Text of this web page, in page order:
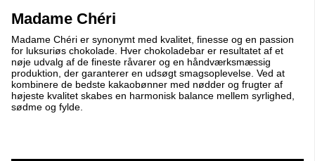
Madame Chéri
Madame Chéri er synonymt med kvalitet, finesse og en passion
for luksuriøs chokolade. Hver chokoladebar er resultatet af et
nøje udvalg af de fineste råvarer og en håndværksmæssig
produktion, der garanterer en udsøgt smagsoplevelse. Ved at
kombinere de bedste kakaobønner med nødder og frugter af
højeste kvalitet skabes en harmonisk balance mellem syrlighed,
sødme og fylde.